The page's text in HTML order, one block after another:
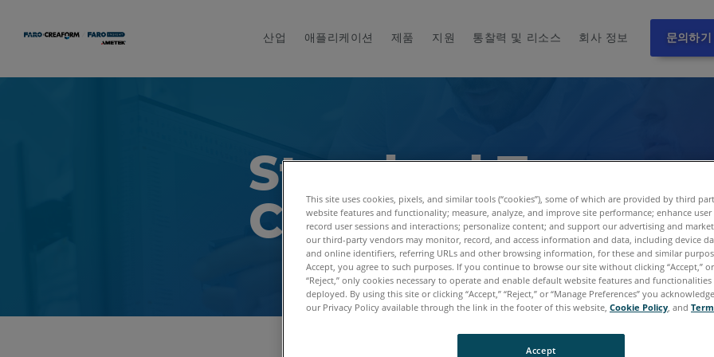
산업 애플리케이션 제품 지원 통찰력 및 리소스 회사 정보 문의하기
Standard Terms
Conditions
This site uses cookies, pixels, and similar tools (“cookies”), some of which are provided by third
website features and functionality; measure, analyze, and improve site performance; enhance user
record user sessions and interactions; personalize content; and support our advertising and
our third-party vendors may monitor, record, and access information and data, including device
and online identifiers, referring URLs and other browsing information, for these and similar
Accept, you agree to such purposes. If you continue to browse our site without clicking “Accept,”
“Reject,” only cookies necessary to operate and enable default website features and
deployed. By using this site or clicking “Accept,” “Reject,” or “Manage Preferences” you
our Privacy Policy available through the link in the footer of this website, Cookie Policy , and
Accept